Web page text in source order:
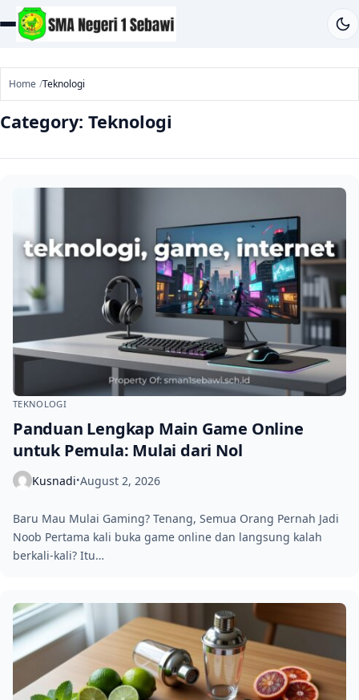
Home Teknologi
Category: Teknologi
TEKNOLOGI
Panduan Lengkap Main Game Online
untuk Pemula: Mulai dari Nol
Kusnadi•August 2, 2026
Baru Mau Mulai Gaming? Tenang, Semua Orang Pernah Jadi
Noob Pertama kali buka game online dan langsung kalah
berkali-kali? Itu…